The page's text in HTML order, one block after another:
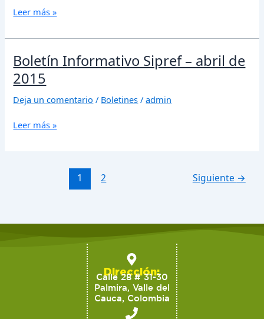
2015
Leer más »
Boletín Informativo Sipref – abril de
2015
Deja un comentario / Boletines /admin
Boletín
Informativo
Sipref
abril
2015
Leer más »
1 2 Siguiente →
Dirección:
Calle 28 # 31-30
Palmira, Valle del
Cauca, Colombia